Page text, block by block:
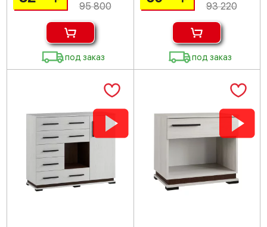
95 800
под заказ
93 220
под заказ